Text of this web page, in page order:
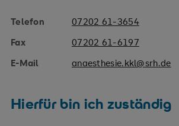
Telefon
07202 61-3654
Fax
07202 61-6197
E-Mail
anaesthesie.kkl@srh.de
Hierfür bin ich zuständig